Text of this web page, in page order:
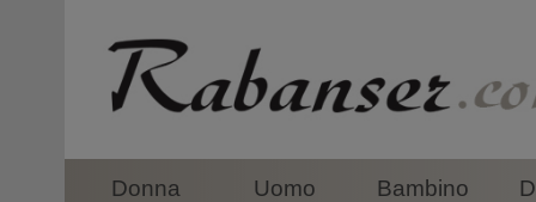
Donna Uomo Bambino